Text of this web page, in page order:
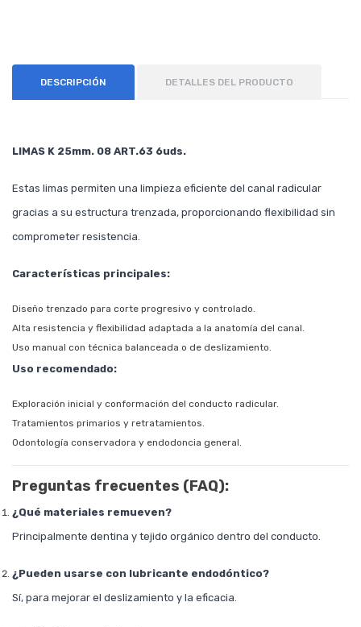
DESCRIPCIÓN DETALLES DEL PRODUCTO
LIMAS K 25mm. 08 ART.63 6uds.
Estas limas permiten una limpieza eficiente del canal radicular
gracias a su estructura trenzada, proporcionando flexibilidad sin
comprometer resistencia.
Características principales:
Diseño trenzado para corte progresivo y controlado.
Alta resistencia y flexibilidad adaptada a la anatomía del canal.
Uso manual con técnica balanceada o de deslizamiento.
Uso recomendado:
Exploración inicial y conformación del conducto radicular.
Tratamientos primarios y retratamientos.
Odontología conservadora y endodoncia general.
Preguntas frecuentes (FAQ):
¿Qué materiales remueven?
Principalmente dentina y tejido orgánico dentro del conducto.
¿Pueden usarse con lubricante endodóntico?
Sí, para mejorar el deslizamiento y la eficacia.